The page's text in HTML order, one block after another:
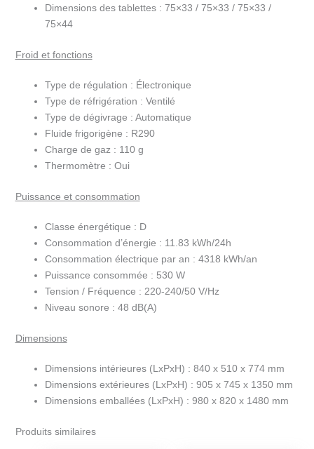
Dimensions des tablettes : 75×33 / 75×33 / 75×33 /
75×44
Froid et fonctions
Type de régulation : Électronique
Type de réfrigération : Ventilé
Type de dégivrage : Automatique
Fluide frigorigène : R290
Charge de gaz : 110 g
Thermomètre : Oui
Puissance et consommation
Classe énergétique : D
Consommation d’énergie : 11.83 kWh/24h
Consommation électrique par an : 4318 kWh/an
Puissance consommée : 530 W
Tension / Fréquence : 220-240/50 V/Hz
Niveau sonore : 48 dB(A)
Dimensions
Dimensions intérieures (LxPxH) : 840 x 510 x 774 mm
Dimensions extérieures (LxPxH) : 905 x 745 x 1350 mm
Dimensions emballées (LxPxH) : 980 x 820 x 1480 mm
Produits similaires